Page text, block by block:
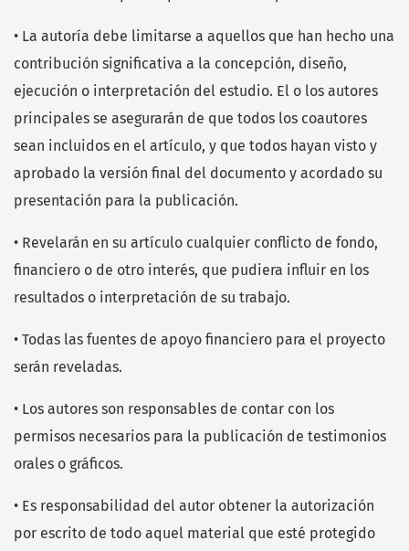
• La autoría debe limitarse a aquellos que han hecho una
contribución significativa a la concepción, diseño,
ejecución o interpretación del estudio. El o los autores
principales se asegurarán de que todos los coautores
sean incluidos en el artículo, y que todos hayan visto y
aprobado la versión final del documento y acordado su
presentación para la publicación.
• Revelarán en su artículo cualquier conflicto de fondo,
financiero o de otro interés, que pudiera influir en los
resultados o interpretación de su trabajo.
• Todas las fuentes de apoyo financiero para el proyecto
serán reveladas.
• Los autores son responsables de contar con los
permisos necesarios para la publicación de testimonios
orales o gráficos.
• Es responsabilidad del autor obtener la autorización
por escrito de todo aquel material que esté protegido